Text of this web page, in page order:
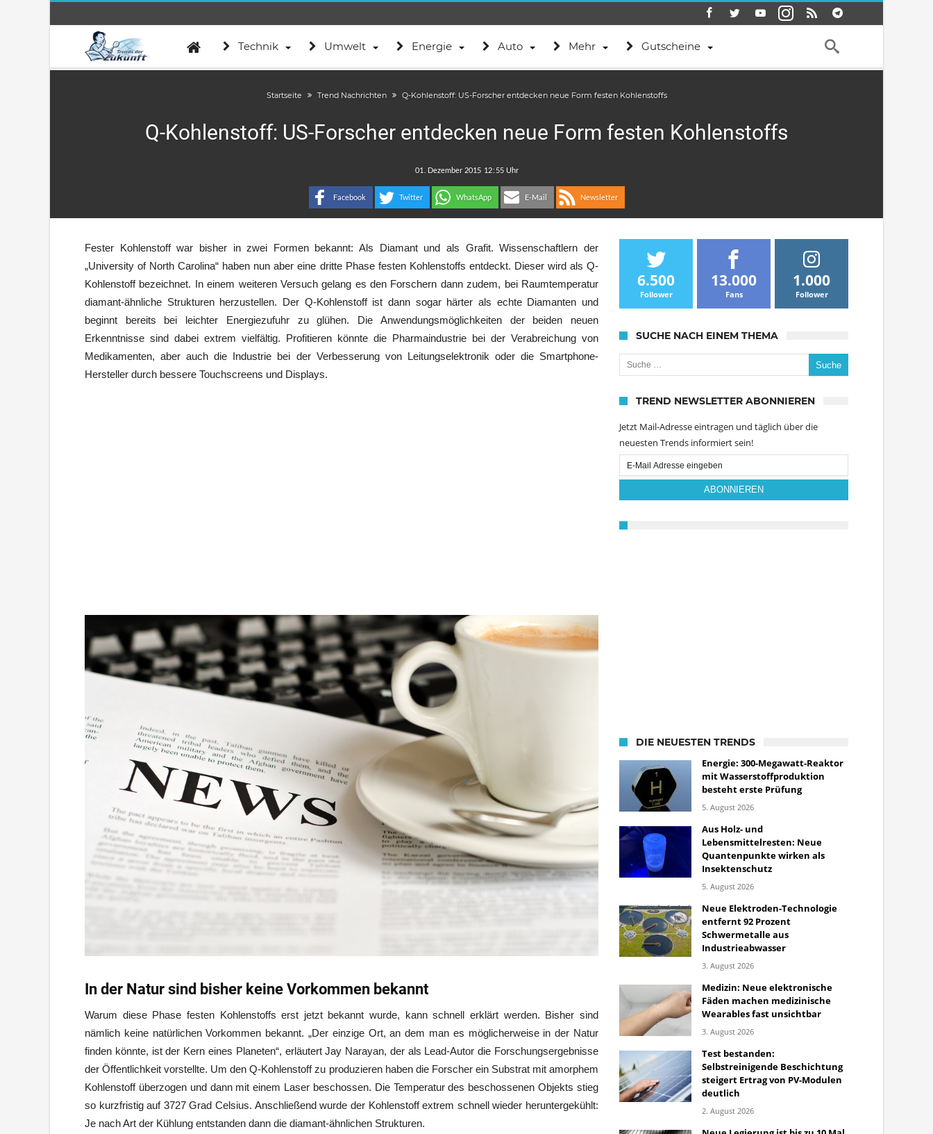
Technik Umwelt Energie Auto Mehr Gutscheine
Startseite Trend Nachrichten Q-Kohlenstoff: US-Forscher entdecken neue Form festen Kohlenstoffs
Q-Kohlenstoff: US-Forscher entdecken neue Form festen Kohlenstoffs
:
Facebook Twitter WhatsApp E-Mail Newsletter
Fester Kohlenstoff war bisher in zwei Formen bekannt: Als Diamant und als Grafit. Wissenschaftlern der
„University of North Carolina“ haben nun aber eine dritte Phase festen Kohlenstoffs entdeckt. Dieser wird als Q-
Kohlenstoff bezeichnet. In einem weiteren Versuch gelang es den Forschern dann zudem, bei Raumtemperatur
diamant-ähnliche Strukturen herzustellen. Der Q-Kohlenstoff ist dann sogar härter als echte Diamanten und
beginnt bereits bei leichter Energiezufuhr zu glühen. Die Anwendungsmöglichkeiten der beiden neuen
Erkenntnisse sind dabei extrem vielfältig. Profitieren könnte die Pharmaindustrie bei der Verabreichung von
Medikamenten, aber auch die Industrie bei der Verbesserung von Leitungselektronik oder die Smartphone-
Hersteller durch bessere Touchscreens und Displays.
In der Natur sind bisher keine Vorkommen bekannt
Warum diese Phase festen Kohlenstoffs erst jetzt bekannt wurde, kann schnell erklärt werden. Bisher sind
nämlich keine natürlichen Vorkommen bekannt. „Der einzige Ort, an dem man es möglicherweise in der Natur
finden könnte, ist der Kern eines Planeten“, erläutert Jay Narayan, der als Lead-Autor die Forschungsergebnisse
der Öffentlichkeit vorstellte. Um den Q-Kohlenstoff zu produzieren haben die Forscher ein Substrat mit amorphem
Kohlenstoff überzogen und dann mit einem Laser beschossen. Die Temperatur des beschossenen Objekts stieg
so kurzfristig auf 3727 Grad Celsius. Anschließend wurde der Kohlenstoff extrem schnell wieder heruntergekühlt:
Je nach Art der Kühlung entstanden dann die diamant-ähnlichen Strukturen.
6.500
Follower
13.000
Fans
1.000
Follower
SUCHE NACH EINEM THEMA
Suche nach:
TREND NEWSLETTER ABONNIEREN
Jetzt Mail-Adresse eintragen und täglich über die
neuesten Trends informiert sein!
Email
Subscription
ABONNIEREN
DIE NEUESTEN TRENDS
Energie: 300-Megawatt-Reaktor
mit Wasserstoffproduktion
besteht erste Prüfung
5. August 2026
Aus Holz- und
Lebensmittelresten: Neue
Quantenpunkte wirken als
Insektenschutz
5. August 2026
Neue Elektroden-Technologie
entfernt 92 Prozent
Schwermetalle aus
Industrieabwasser
3. August 2026
Medizin: Neue elektronische
Fäden machen medizinische
Wearables fast unsichtbar
3. August 2026
Test bestanden:
Selbstreinigende Beschichtung
steigert Ertrag von PV-Modulen
deutlich
2. August 2026